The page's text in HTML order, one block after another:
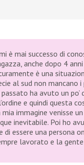
è mai successo di
anche dopo 4
è una
al sud non mancano i
ha avuto un po’
e quindi questa
immagine venisse un
inevitabile. Poi ho
di essere una persona
lavorato e la